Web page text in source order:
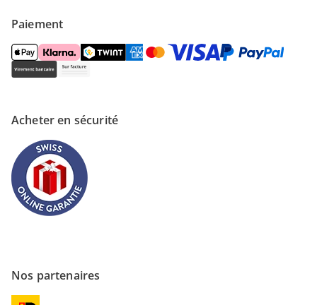
Paiement
Acheter en sécurité
Nos partenaires